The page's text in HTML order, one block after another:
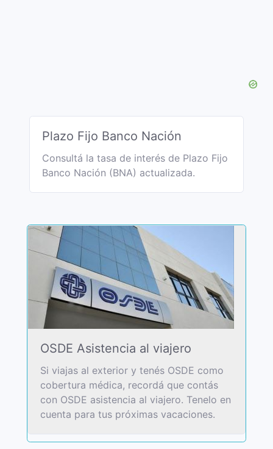
Plazo Fijo Banco Nación
Consultá la tasa de interés de Plazo Fijo
Banco Nación (BNA) actualizada.
OSDE Asistencia al viajero
Si viajas al exterior y tenés OSDE como
cobertura médica, recordá que contás
con OSDE asistencia al viajero. Tenelo en
cuenta para tus próximas vacaciones.